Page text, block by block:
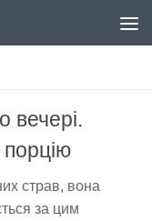
вечері.
порцію
страв, вона
за цим